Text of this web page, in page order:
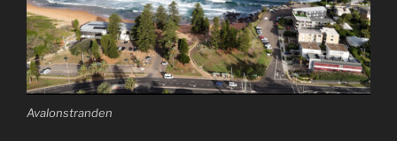
Avalonstranden